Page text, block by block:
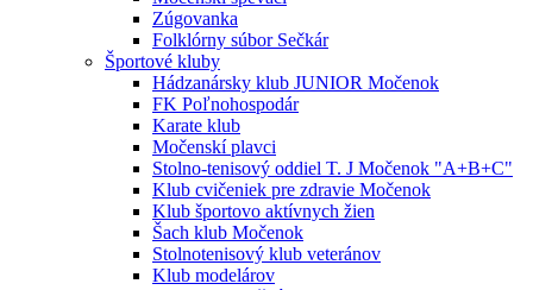
Zúgovanka
Folklórny súbor Sečkár
Športové kluby
Hádzanársky klub JUNIOR Močenok
FK Poľnohospodár
Karate klub
Močenskí plavci
Stolno-tenisový oddiel T. J Močenok "A+B+C"
Klub cvičeniek pre zdravie Močenok
Klub športovo aktívnych žien
Šach klub Močenok
Stolnotenisový klub veteránov
Klub modelárov